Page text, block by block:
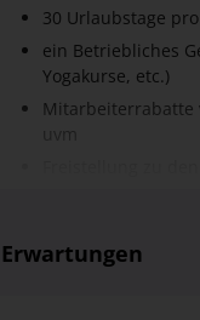
30 Urlaubstage
ein Betriebliches
Yogakurse, etc.)
Mitarbeiterrabatte
Freistellung zu
Erwartungen